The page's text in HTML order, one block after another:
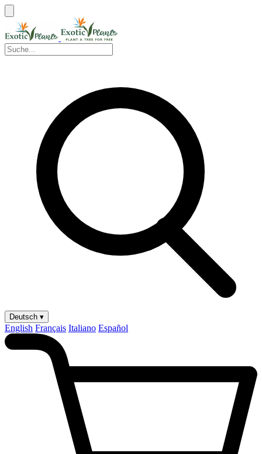
Deutsch ▾
English Français Italiano Español